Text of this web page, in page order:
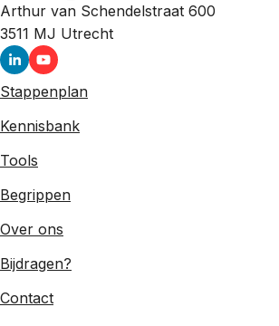
Arthur van Schendelstraat 600
3511 MJ Utrecht
Stappenplan
Kennisbank
Tools
Begrippen
Over ons
Bijdragen?
Contact